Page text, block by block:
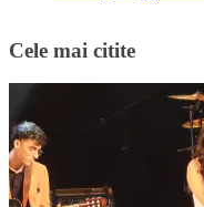
Cele mai citite